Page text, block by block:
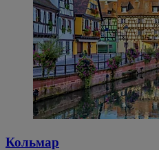
Кольмар